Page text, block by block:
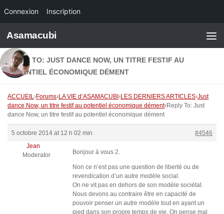
Connexion Inscription
Skip to content
Asamacubi
REPLY TO: JUST DANCE NOW, UN TITRE FESTIF AU
POTENTIEL ÉCONOMIQUE DÉMENT
ACCUEIL›Forums›LA VIE d’ASAMACUBI ›LES DERNIERS ARTICLES›Just
dance Now, un titre festif au potentiel économique dément›Reply To: Just
dance Now, un titre festif au potentiel économique dément
5 octobre 2014 at 12 h 02 min
#4546
Jean
Moderator
Bonjour à vous 2.
Non ce n’est pas une question de liberté ou de
revendication d’un autre modèle social.
On ne vit pas en dehors de son modèle sociétal.
Nous devons au contraire être en capacité de
pouvoir penser un autre modèle tout en ayant un
pied dans son propre temps de vie. On pense mal